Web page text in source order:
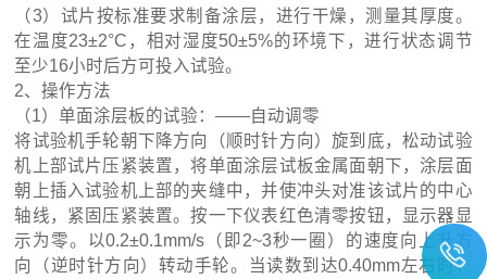
（3）试片按标准要求制备涂层，进行干燥，测量其厚度。
在温度23±2°C，相对湿度50±5%的环境下，进行状态调节
至少16小时后方可投入试验。
2、操作方法
（1）单面涂层板的试验：——自动调零
将试验机手轮朝下降方向（顺时针方向）旋到底，松动试验
机上部试片压紧装置，将单面涂层试板金属面朝下，涂层面
朝上插入试验机上部的夹缝中，并使冲头对准该试片的中心
轴线，紧固压紧装置。按一下仪表红色清零按钮，显示器显
示为零。以0.2±0.1mm/s（即2~3秒一圈）的速度向上升方
向（逆时针方向）转动手轮。当读数到达0.40mm左右时，